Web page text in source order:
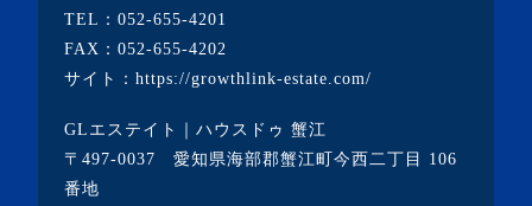
・2020年9月(8記事)
・2020年8月(5記事)
・2020年6月(9記事)
・2020年5月(5記事)
TEL： 052-655-4201
FAX：052-655-4202
サイト： https://growthlink-estate.com/
GLエステイト｜ハウスドゥ 蟹江
〒497-0037 愛知県海部郡蟹江町今西二丁目 106
番地